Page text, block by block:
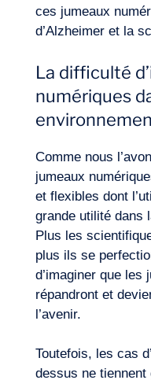
ces jumeaux
d’Alzheimer et la
La difficulté
numériques
Comme nous
jumeaux
et flexibles dont
grande utilité dans
Plus les
plus ils se
d’imaginer que les
répandront et
l’avenir.
Toutefois, les cas
dessus ne tiennent